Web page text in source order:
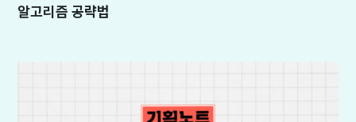
알고리즘 공략법